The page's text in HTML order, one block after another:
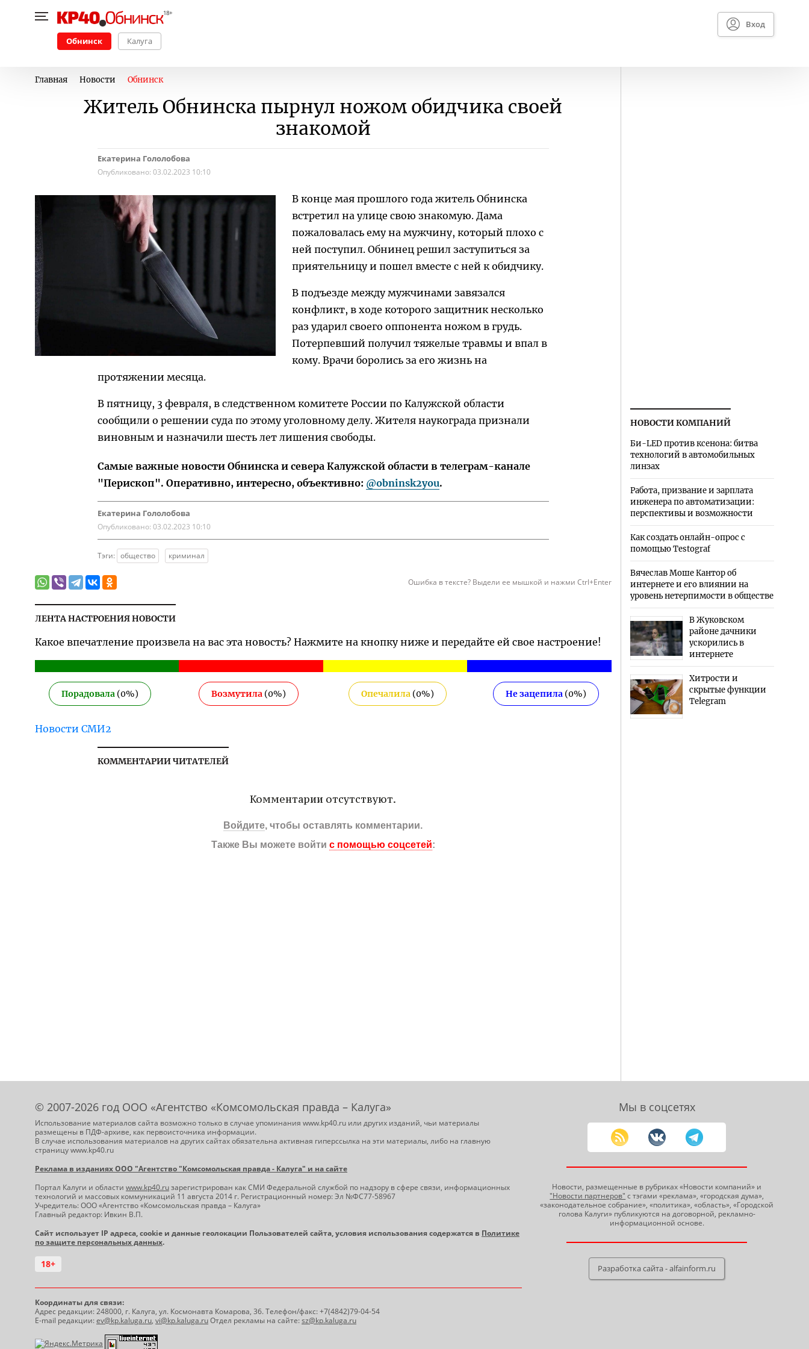
Обнинск Калуга
Вход
Главная Новости Обнинск
Житель Обнинска пырнул ножом обидчика своей
знакомой
Екатерина Гололобова
Опубликовано: 03.02.2023 10:10
В конце мая прошлого года житель Обнинска
встретил на улице свою знакомую. Дама
пожаловалась ему на мужчину, который плохо с
ней поступил. Обнинец решил заступиться за
приятельницу и пошел вместе с ней к обидчику.
В подъезде между мужчинами завязался
конфликт, в ходе которого защитник несколько
раз ударил своего оппонента ножом в грудь.
Потерпевший получил тяжелые травмы и впал в
кому. Врачи боролись за его жизнь на
протяжении месяца.
В пятницу, 3 февраля, в следственном комитете России по Калужской области
сообщили о решении суда по этому уголовному делу. Жителя наукограда признали
виновным и назначили шесть лет лишения свободы.
Самые важные новости Обнинска и севера Калужской области в телеграм-канале
"Перископ". Оперативно, интересно, объективно: @obninsk2you.
Екатерина Гололобова
Опубликовано: 03.02.2023 10:10
Тэги: общество криминал
Ошибка в тексте? Выдели ее мышкой и нажми Ctrl+Enter
ЛЕНТА НАСТРОЕНИЯ НОВОСТИ
Какое впечатление произвела на вас эта новость? Нажмите на кнопку ниже и передайте ей свое настроение!
Порадовала (0%) Возмутила (0%) Опечалила(0%) Не зацепила (0%)
Новости СМИ2
КОММЕНТАРИИ ЧИТАТЕЛЕЙ
Комментарии отсутствуют.
Войдите, чтобы оставлять комментарии.
Также Вы можете войти с помощью соцсетей:
НОВОСТИ КОМПАНИЙ
Би-LED против ксенона: битва
технологий в автомобильных
линзах
Работа, призвание и зарплата
инженера по автоматизации:
перспективы и возможности
Как создать онлайн-опрос с
помощью Testograf
Вячеслав Моше Кантор об
интернете и его влиянии на
уровень нетерпимости в обществе
В Жуковском
районе дачники
ускорились в
интернете
Хитрости и
скрытые функции
Telegram
© 2007-2026 год ООО «Агентство «Комсомольская правда – Калуга»
Использование материалов сайта возможно только в случае упоминания www.kp40.ru или других изданий, чьи материалы
размещены в ПДФ-архиве, как первоисточника информации.
В случае использования материалов на других сайтах обязательна активная гиперссылка на эти материалы, либо на главную
страницу www.kp40.ru
Реклама в изданиях ООО "Агентство "Комсомольская правда - Калуга" и на сайте
Портал Калуги и области www.kp40.ruзарегистрирован как СМИ Федеральной службой по надзору в сфере связи, информационных
технологий и массовых коммуникаций 11 августа 2014 г. Регистрационный номер: Эл №ФС77-58967
Учредитель: ООО «Агентство «Комсомольская правда – Калуга»
Главный редактор: Ивкин В.П.
Сайт использует IP адреса, cookie и данные геолокации Пользователей сайта, условия использования содержатся в Политике
по защите персональных данных.
18+
Координаты для связи:
Адрес редакции: 248000, г. Калуга, ул. Космонавта Комарова, 36. Телефон/факс: +7(4842)79-04-54
E-mail редакции:ev@kp.kaluga.ru, vi@kp.kaluga.ruОтдел рекламы на сайте:sz@kp.kaluga.ru
Мы в соцсетях
Новости, размещенные в рубриках «Новости компаний» и
"Новости партнеров" с тэгами «реклама», «городская дума»,
«законодательное собрание», «политика», «область», «Городской
голова Калуги» публикуются на договорной, рекламно-
информационной основе.
Разработка сайта - alfainform.ru